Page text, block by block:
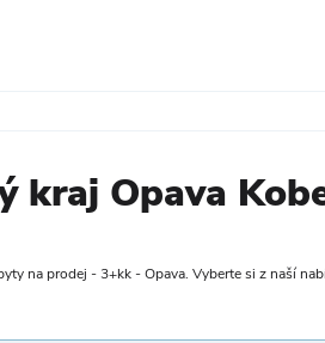
kraj Opava
na prodej - 3+kk - Opava. Vyberte si z naší